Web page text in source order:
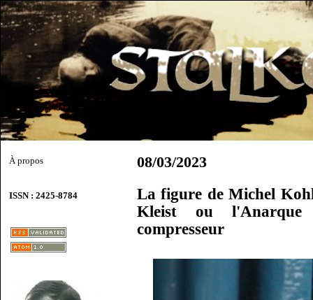
À propos
ISSN : 2425-8784
08/03/2023
La figure de Michel
Kleist ou l'Anarque
compresseur